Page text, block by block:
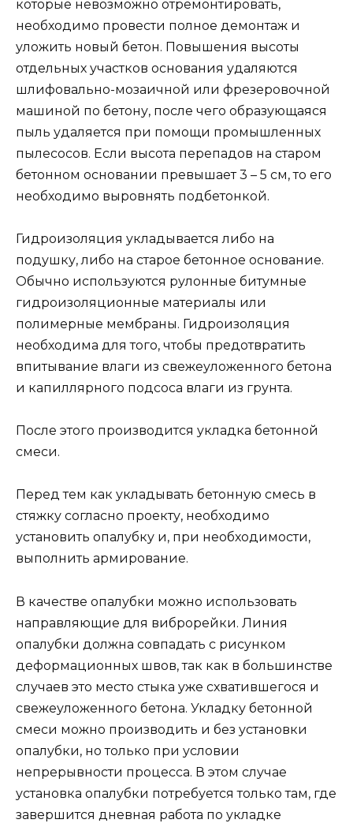
которые невозможно отремонтировать,
необходимо провести полное демонтаж и
уложить новый бетон. Повышения высоты
отдельных участков основания удаляются
шлифовально-мозаичной или фрезеровочной
машиной по бетону, после чего образующаяся
пыль удаляется при помощи промышленных
пылесосов. Если высота перепадов на старом
бетонном основании превышает 3 – 5 см, то его
необходимо выровнять подбетонкой.
Гидроизоляция укладывается либо на
подушку, либо на старое бетонное основание.
Обычно используются рулонные битумные
гидроизоляционные материалы или
полимерные мембраны. Гидроизоляция
необходима для того, чтобы предотвратить
впитывание влаги из свежеуложенного бетона
и капиллярного подсоса влаги из грунта.
После этого производится укладка бетонной
смеси.
Перед тем как укладывать бетонную смесь в
стяжку согласно проекту, необходимо
установить опалубку и, при необходимости,
выполнить армирование.
В качестве опалубки можно использовать
направляющие для виброрейки. Линия
опалубки должна совпадать с рисунком
деформационных швов, так как в большинстве
случаев это место стыка уже схватившегося и
свежеуложенного бетона. Укладку бетонной
смеси можно производить и без установки
опалубки, но только при условии
непрерывности процесса. В этом случае
установка опалубки потребуется только там, где
завершится дневная работа по укладке